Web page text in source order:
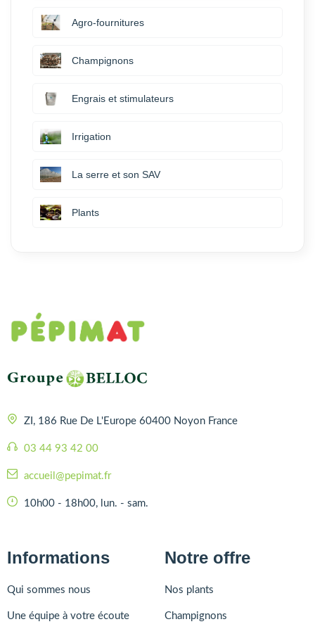
Agro-fournitures
Champignons
Engrais et stimulateurs
Irrigation
La serre et son SAV
Plants
ZI, 186 Rue De L'Europe 60400 Noyon France
03 44 93 42 00
accueil@pepimat.fr
10h00 - 18h00, lun. - sam.
Informations
Qui sommes nous
Une équipe à votre écoute
Notre offre
Nos plants
Champignons